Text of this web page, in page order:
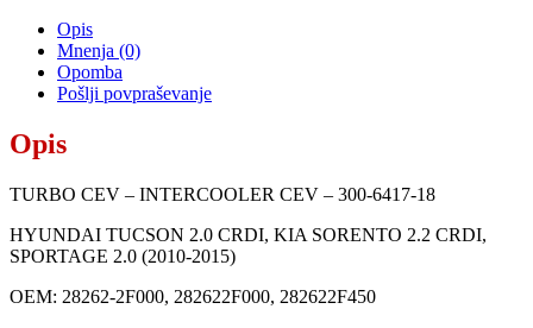
Opis
Mnenja (0)
Opomba
Pošlji povpraševanje
Opis
TURBO CEV – INTERCOOLER CEV – 300-6417-18
HYUNDAI TUCSON 2.0 CRDI, KIA SORENTO 2.2 CRDI,
SPORTAGE 2.0 (2010-2015)
OEM: 28262-2F000, 282622F000, 282622F450